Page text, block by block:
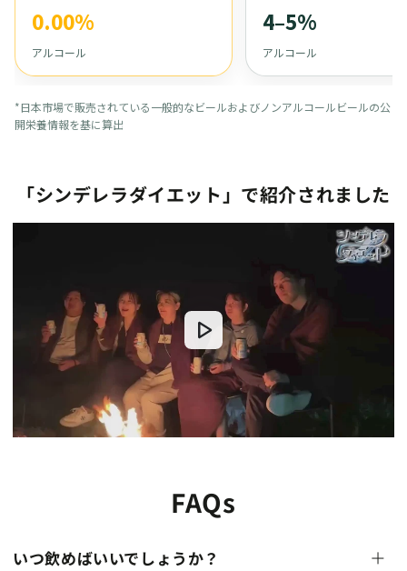
0.00%
アルコール
4–5%
アルコール
*日本市場で販売されている一般的なビールおよびノンアルコールビールの公
開栄養情報を基に算出
「シンデレラダイエット」で紹介されました
FAQs
いつ飲めばいいでしょうか？